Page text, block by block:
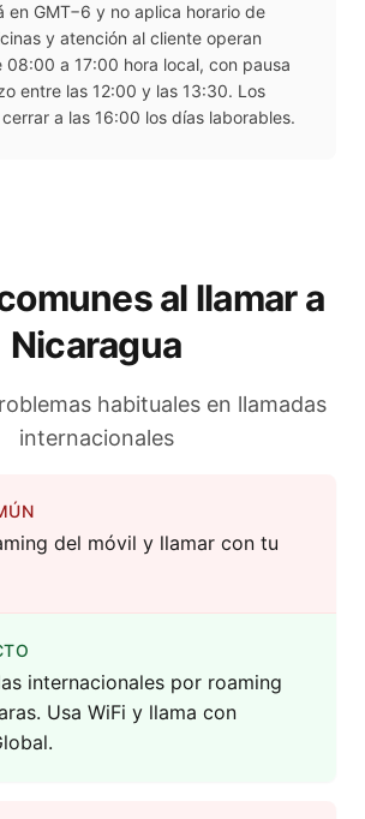
en GMT−6 y no aplica horario de
y atención al cliente operan
a 17:00 hora local, con pausa
entre las 12:00 y las 13:30. Los
a las 16:00 los días laborables.
al llamar a
Nicaragua
habituales en llamadas
internacionales
del móvil y llamar con tu
internacionales por roaming
Usa WiFi y llama con